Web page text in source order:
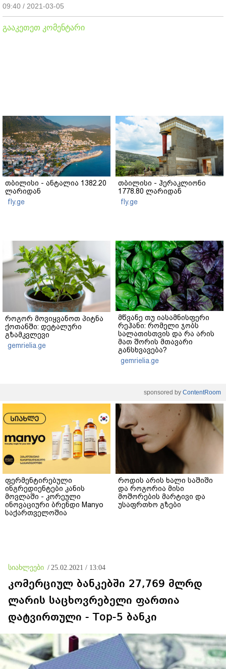
09:40 / 2021-03-05
გააკეთეთ კომენტარი
თბილისი - ანტალია 1382.20
ლარიდან
fly.ge
თბილისი - ჰერაკლიონი
1778.80 ლარიდან
fly.ge
როგორ მოვიყვანოთ პიტნა
ქოთანში: დეტალური
გზამკვლევი
gemrielia.ge
მწვანე თუ იასამნისფერი
რეჰანი: რომელი ჯობს
სალათისთვის და რა არის
მათ შორის მთავარი
განსხვავება?
gemrielia.ge
sponsored by ContentRoom
ფერმენტირებული
ინგრედიენტები კანის
მოვლაში - კორეული
ინოვაციური ბრენდი Manyo
საქართველოშია
როდის არის ხალი საშიში
და როგორია მისი
მოშორების მარტივი და
უსაფრთხო გზები
სიახლეები / 25.02.2021 / 13:04
კომერციულ ბანკებში 27,769 მლრდ
ლარის საცხოვრებელი ფართია
დატვირთული - Top-5 ბანკი